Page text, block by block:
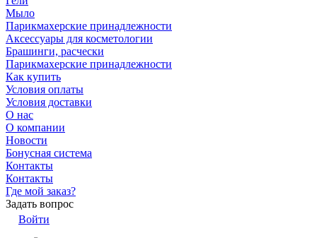
Мыло
Парикмахерские принадлежности
Аксессуары для косметологии
Брашинги, расчески
Парикмахерские принадлежности
Как купить
Условия оплаты
Условия доставки
О нас
О компании
Новости
Бонусная система
Контакты
Контакты
Где мой заказ?
Задать вопрос
Войти